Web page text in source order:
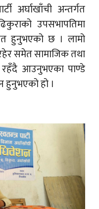
अर्घाखाँची अन्तर्गत
उपसभापतिमा
हुनुभएको छ । लामो
समेत सामाजिक तथा
रहँदै आउनुभएका पाण्डे
हुनुभएको हो ।